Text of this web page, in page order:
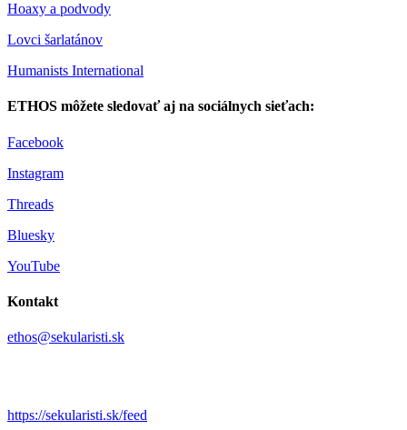
Hoaxy a podvody
Lovci šarlatánov
Humanists International
ETHOS môžete sledovať aj na sociálnych sieťach:
Facebook
Instagram
Threads
Bluesky
YouTube
Kontakt
ethos@sekularisti.sk
https://sekularisti.sk/feed